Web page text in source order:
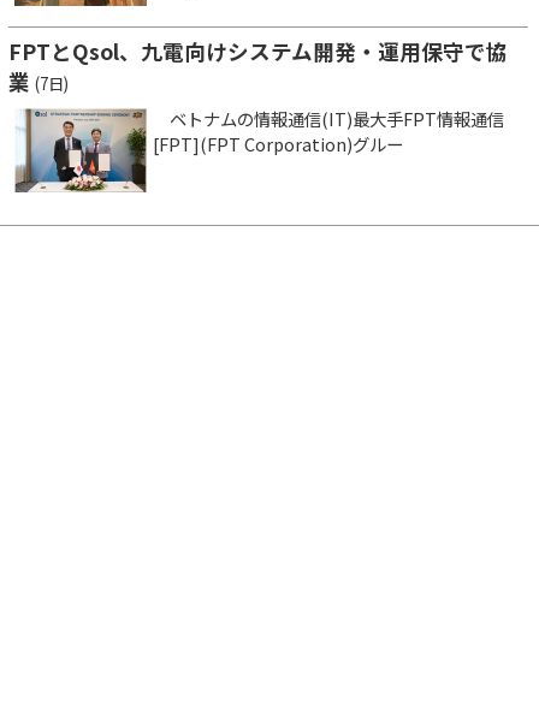
FPTとQsol、九電向けシステム開発・運用保守で協
業 (7日)
ベトナムの情報通信(IT)最大手FPT情報通信
[FPT](FPT Corporation)グルー